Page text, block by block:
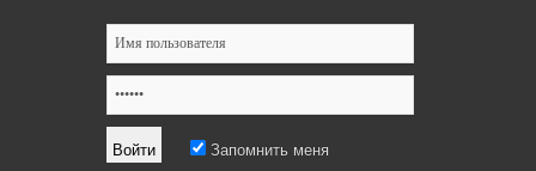
Запомнить меня